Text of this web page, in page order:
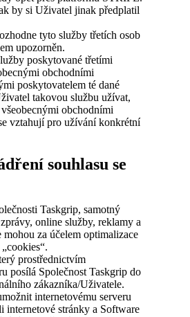
by si Uživatel jinak předplatil
tyto služby třetích osob
upozorněn.
poskytované třetími
obchodními
poskytovatelem té dané
takovou službu užívat,
všeobecnými obchodními
vztahují pro užívání konkrétní
souhlasu se
Taskgrip, samotný
online služby, reklamy a
za účelem optimalizace
prostřednictvím
posílá Společnost Taskgrip do
zákazníka/Uživatele.
internetovému serveru
internetové stránky a Software